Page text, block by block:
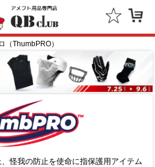
（ThumbPRO）
怪我の防止を使命に指保護用アイテム